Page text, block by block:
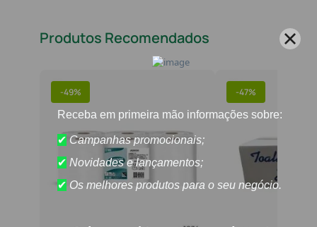
Produtos Recomendados
-49% -47%